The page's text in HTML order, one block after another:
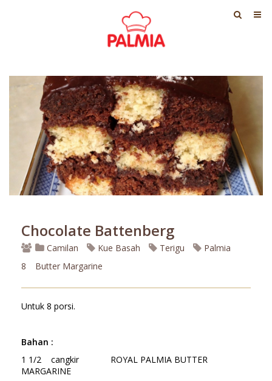
Chocolate Battenberg
8
Camilan Kue Basah Terigu
Palmia
Butter Margarine
Untuk 8 porsi.
Bahan :
1 1/2 cangkir ROYAL PALMIA BUTTER
MARGARINE